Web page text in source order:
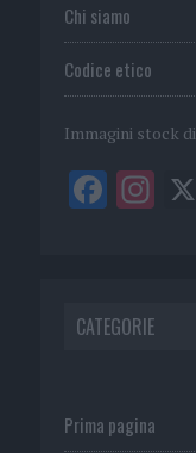
Chi siamo
Codice etico
Immagini stock di
CATEGORIE
Prima pagina